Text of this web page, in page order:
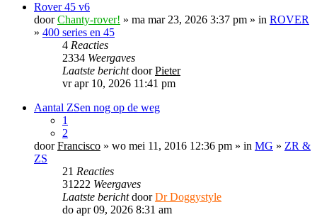
Rover 45 v6
doorChanty-rover! » ma mar 23, 2026 3:37 pm » in ROVER
» 400 series en 45
4 Reacties
2334 Weergaves
Laatste berichtdoorPieter
vr apr 10, 2026 11:41 pm
Aantal ZSen nog op de weg
1
2
doorFrancisco » wo mei 11, 2016 12:36 pm » in MG » ZR &
ZS
21 Reacties
31222 Weergaves
Laatste berichtdoorDr Doggystyle
do apr 09, 2026 8:31 am